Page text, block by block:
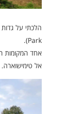
Park).
אחד המקומות
אל טימישוארה.